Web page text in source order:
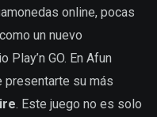
online, pocas
un nuevo
GO. En Afun
presentarte su más
. Este juego no es solo